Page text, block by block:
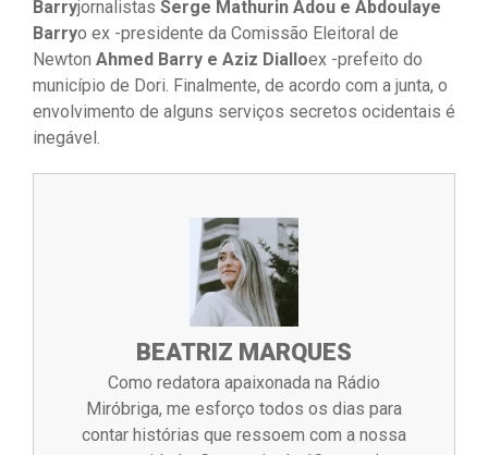
Barryjornalistas Serge Mathurin Adou e Abdoulaye
Barryo ex -presidente da Comissão Eleitoral de
Newton Ahmed Barry e Aziz Dialloex -prefeito do
município de Dori. Finalmente, de acordo com a junta, o
envolvimento de alguns serviços secretos ocidentais é
inegável.
BEATRIZ MARQUES
Como redatora apaixonada na Rádio
Miróbriga, me esforço todos os dias para
contar histórias que ressoem com a nossa